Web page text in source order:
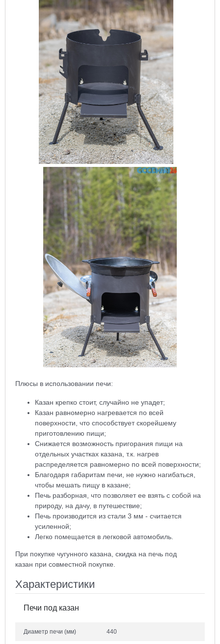
Плюсы в использовании печи:
Казан крепко стоит, случайно не упадет;
Казан равномерно нагревается по всей
поверхности, что способствует скорейшему
приготовлению пищи;
Снижается возможность пригорания пищи на
отдельных участках казана, т.к. нагрев
распределяется равномерно по всей поверхности;
Благодаря габаритам печи, не нужно нагибаться,
чтобы мешать пищу в казане;
Печь разборная, что позволяет ее взять с собой на
природу, на дачу, в путешествие;
Печь производится из стали 3 мм - считается
усиленной;
Легко помещается в легковой автомобиль.
При покупке чугунного казана, скидка на печь под
казан при совместной покупке.
Характеристики
Печи под казан
Диаметр печи (мм) 440